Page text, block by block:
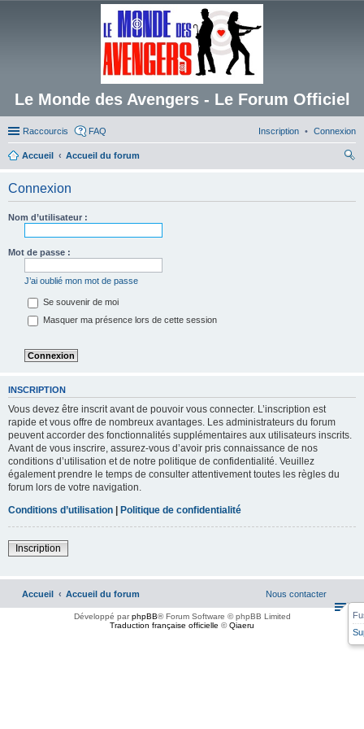
Le Monde des Avengers - Le Forum Officiel
Raccourcis FAQ Connexion
Inscription
Accueil
Accueil du forum
Connexion
Nom d’utilisateur :
Mot de passe :
J’ai oublié mon mot de passe
Se souvenir de moi
Masquer ma présence lors de cette session
INSCRIPTION
Vous devez être inscrit avant de pouvoir vous connecter. L’inscription est
rapide et vous offre de nombreux avantages. Les administrateurs du forum
peuvent accorder des fonctionnalités supplémentaires aux utilisateurs inscrits.
Avant de vous inscrire, assurez-vous d’avoir pris connaissance de nos
conditions d’utilisation et de notre politique de confidentialité. Veuillez
également prendre le temps de consulter attentivement toutes les règles du
forum lors de votre navigation.
Conditions d’utilisation | Politique de confidentialité
Inscription
Accueil Accueil du forum Nous contacter
Développé parphpBB® Forum Software © phpBB Limited
Traduction française officielle ©Qiaeru